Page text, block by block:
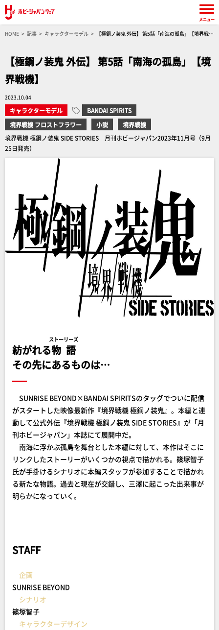
HOME 記事 キャラクターモデル
【極鋼ノ装鬼 外伝】 第5話「南海の孤島」【境界戦
【極鋼ノ装鬼 外伝】 第5話「南海の孤島」【境
界戦機】
2023.10.04
キャラクターモデル
BANDAI SPIRITS
境界戦機 フロストフラワー
小説
境界戦機
境界戦機 極鋼ノ装鬼 SIDE STORIES 月刊ホビージャパン2023年11月号（9月
25日発売）
紡がれる物語
ストーリーズ
その先にあるものは…
SUNRISE BEYOND×BANDAI SPIRITSのタッグでついに配信
がスタートした映像最新作『境界戦機 極鋼ノ装鬼』。本編と連
動して公式外伝『境界戦機 極鋼ノ装鬼 SIDE STORIES』が「月
刊ホビージャパン」本誌にて展開中だ。
南海に浮かぶ孤島を舞台とした本編に対して、本作はそこに
リンクしたストーリーがいくつかの視点で描かれる。篠塚智子
氏が手掛けるシナリオに本編スタッフが参加することで描かれ
る新たな物語。過去と現在が交錯し、三澤に起こった出来事が
明らかになっていく。
STAFF
企画
SUNRISE BEYOND
シナリオ
篠塚智子
キャラクターデザイン
メニュー